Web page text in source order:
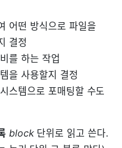
어떤 방식으로 파일을
결정
를 하는 작업
을 사용할지 결정
스템으로 포매팅할 수도
block단위로 읽고 쓴다.